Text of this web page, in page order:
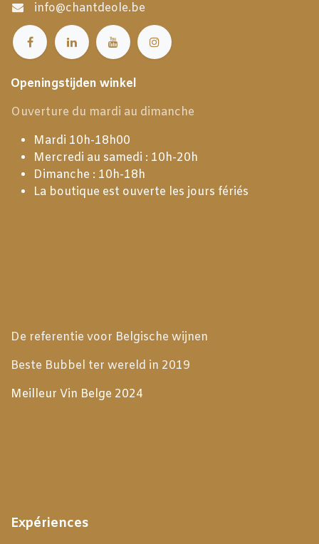
info@chantdeole.be
Openingstijden winkel
Ouverture du mardi au dimanche
Mardi 10h-18h00
Mercredi au samedi : 10h-20h
Dimanche : 10h-18h
La boutique est ouverte les jours fériés
De referentie voor Belgische wijnen
Beste Bubbel ter wereld in 2019
Meilleur Vin Belge 2024
Expériences